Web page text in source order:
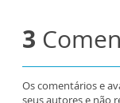
3
Os comentários e
seus autores e não